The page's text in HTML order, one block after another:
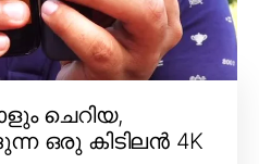
ചെറിയ,
ഒരു കിടിലൻ 4K